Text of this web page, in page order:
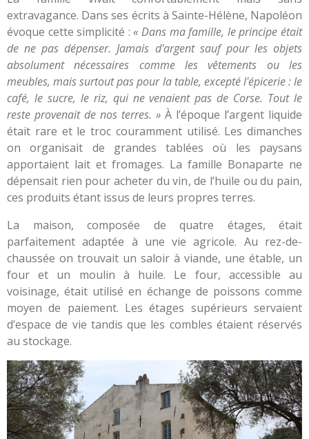
extravagance. Dans ses écrits à Sainte-Hélène, Napoléon
évoque cette simplicité : « Dans ma famille, le principe était
de ne pas dépenser. Jamais d'argent sauf pour les objets
absolument nécessaires comme les vêtements ou les
meubles, mais surtout pas pour la table, excepté l'épicerie : le
café, le sucre, le riz, qui ne venaient pas de Corse. Tout le
reste provenait de nos terres. » À l’époque l’argent liquide
était rare et le troc couramment utilisé. Les dimanches
on organisait de grandes tablées où les paysans
apportaient lait et fromages. La famille Bonaparte ne
dépensait rien pour acheter du vin, de l’huile ou du pain,
ces produits étant issus de leurs propres terres.
La maison, composée de quatre étages, était
parfaitement adaptée à une vie agricole. Au rez-de-
chaussée on trouvait un saloir à viande, une étable, un
four et un moulin à huile. Le four, accessible au
voisinage, était utilisé en échange de poissons comme
moyen de paiement. Les étages supérieurs servaient
d’espace de vie tandis que les combles étaient réservés
au stockage.